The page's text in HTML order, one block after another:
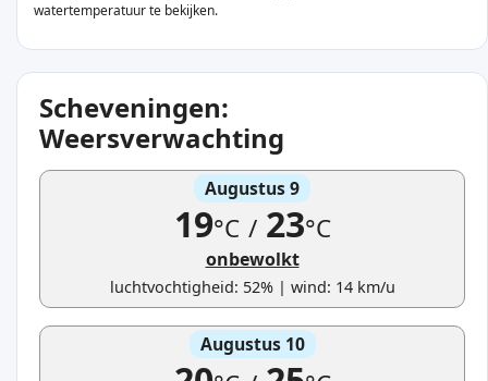
watertemperatuur te bekijken.
Scheveningen:
Weersverwachting
Augustus 9
19°C /23°C
onbewolkt
luchtvochtigheid: 52% | wind: 14 km/u
Augustus 10